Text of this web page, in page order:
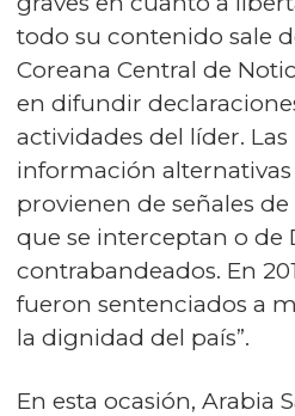
todo su contenido sale
Coreana Central de
en difundir
actividades del líder.
información
provienen de señales
que se interceptan o de
contrabandeados. En
fueron sentenciados a
la dignidad del país”.
En esta ocasión, Arabia